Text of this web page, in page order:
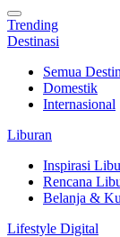
Trending
Destinasi
Semua
Domestik
Internasional
Liburan
Inspirasi
Rencana
Belanja &
Lifestyle Digital